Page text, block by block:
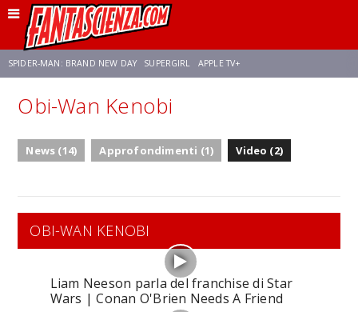
SPIDER-MAN: BRAND NEW DAY SUPERGIRL APPLE TV+
FRANCO RICCIARDIELLO ZENDAYA AVENGERS: DOOMSDAY
Obi-Wan Kenobi
News (14) Approfondimenti (1) Video (2)
OBI-WAN KENOBI
Liam Neeson parla del franchise di Star
Wars | Conan O'Brien Needs A Friend